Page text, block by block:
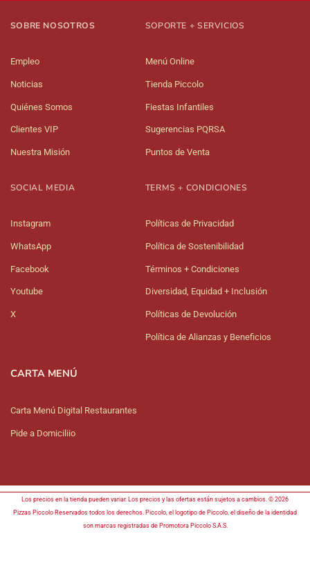
SOBRE NOSOTROS
Empleo
Noticias
Quiénes Somos
Clientes VIP
Nuestra Misión
SOPORTE + SERVICIOS
Menú Online
Tienda Piccolo
Fiestas Infantiles
Sugerencias PQRSA
Puntos de Venta
SOCIAL MEDIA
Instagram
WhatsApp
Facebook
Youtube
X
TERMS + CONDICIONES
Políticas de Privacidad
Política de Sostenibilidad
Términos + Condiciones
Diversidad, Equidad + Inclusión
Políticas de Devolución
Política de Alianzas y Beneficios
CARTA MENÚ
Carta Menú Digital Restaurantes
Pide a Domiciliio
Los precios en la tienda pueden variar. Los precios y las ofertas están sujetos a cambios. © 2026
Pizzas Piccolo Reservados todos los derechos. Piccolo, el logotipo de Piccolo, el diseño de la identidad
son marcas registradas de Promotora Piccolo S.A.S.